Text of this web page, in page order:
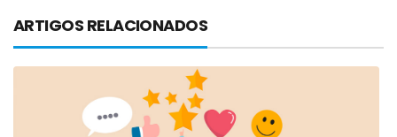
ARTIGOS RELACIONADOS